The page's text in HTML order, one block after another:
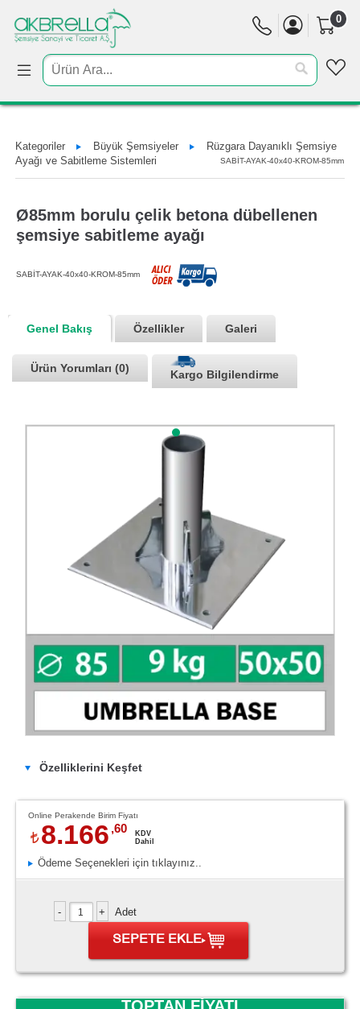
0
Kategoriler Büyük Şemsiyeler
Rüzgara Dayanıklı Şemsiye
Ayağı ve Sabitleme Sistemleri
SABİT-AYAK-40x40-KROM-85mm
Ø85mm borulu çelik betona dübellenen
şemsiye sabitleme ayağı
SABİT-AYAK-40x40-KROM-85mm
Genel Bakış Özellikler Galeri
Ürün Yorumları (0)
Kargo Bilgilendirme
Özelliklerini Keşfet
Online Perakende Birim Fiyatı
8.166 ,60
KDV
Dahil
Ödeme Seçenekleri için tıklayınız..
Adet
SEPETE EKLE